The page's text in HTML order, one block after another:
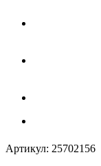
Артикул: 25702156